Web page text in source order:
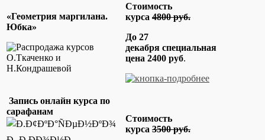
«Геометрия маргилана.
Юбка»
Стоимость
курса 4800 руб.
До 27
декабря специальная
цена 2400 руб.
Запись онлайн курса по
сарафанам
Стоимость
курса 3500 руб.